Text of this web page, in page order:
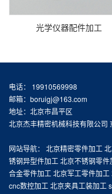
光学仪器配件加工
电话： 19910569998
邮箱：boruigj@163.com
地址：北京市昌平区
北京杰丰精密机械科技有限公司
网站导航： 北京精密零件加工
锈钢异型件加工 北京不锈钢零件
合金零件加工 北京军工零件加工
cnc数控加工 北京夹具工装加工